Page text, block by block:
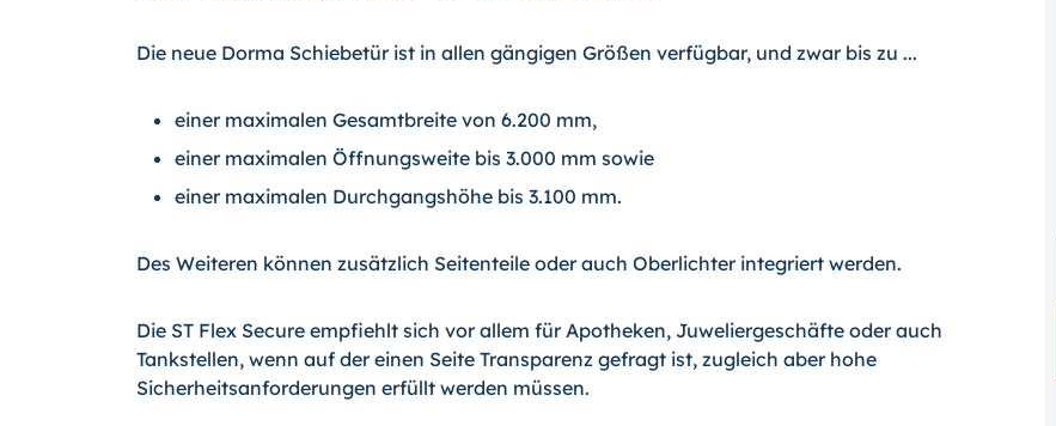
Die neue Dorma Schiebetür ist in allen gängigen Größen verfügbar, und zwar bis zu ...
einer maximalen Gesamtbreite von 6.200 mm,
einer maximalen Öffnungsweite bis 3.000 mm sowie
einer maximalen Durchgangshöhe bis 3.100 mm.
Des Weiteren können zusätzlich Seitenteile oder auch Oberlichter integriert werden.
Die ST Flex Secure empfiehlt sich vor allem für Apotheken, Juweliergeschäfte oder auch
Tankstellen, wenn auf der einen Seite Transparenz gefragt ist, zugleich aber hohe
Sicherheitsanforderungen erfüllt werden müssen.